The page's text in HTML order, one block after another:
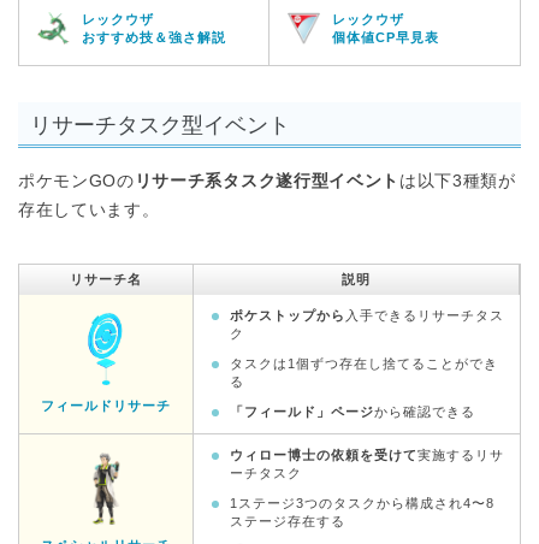
レックウザ
おすすめ技＆強さ解説
レックウザ
個体値CP早見表
リサーチタスク型イベント
ポケモンGOの リサーチ系タスク遂行型イベント は以下3種類が
存在しています。
リサーチ名 説明
フィールドリサーチ
ポケストップから 入手できるリサーチタス
ク
タスクは1個ずつ存在し捨てることができ
る
「フィールド」ページから確認できる
ウィロー博士の依頼を受けて実施するリサ
ーチタスク
1ステージ3つのタスクから構成され4〜8
ステージ存在する